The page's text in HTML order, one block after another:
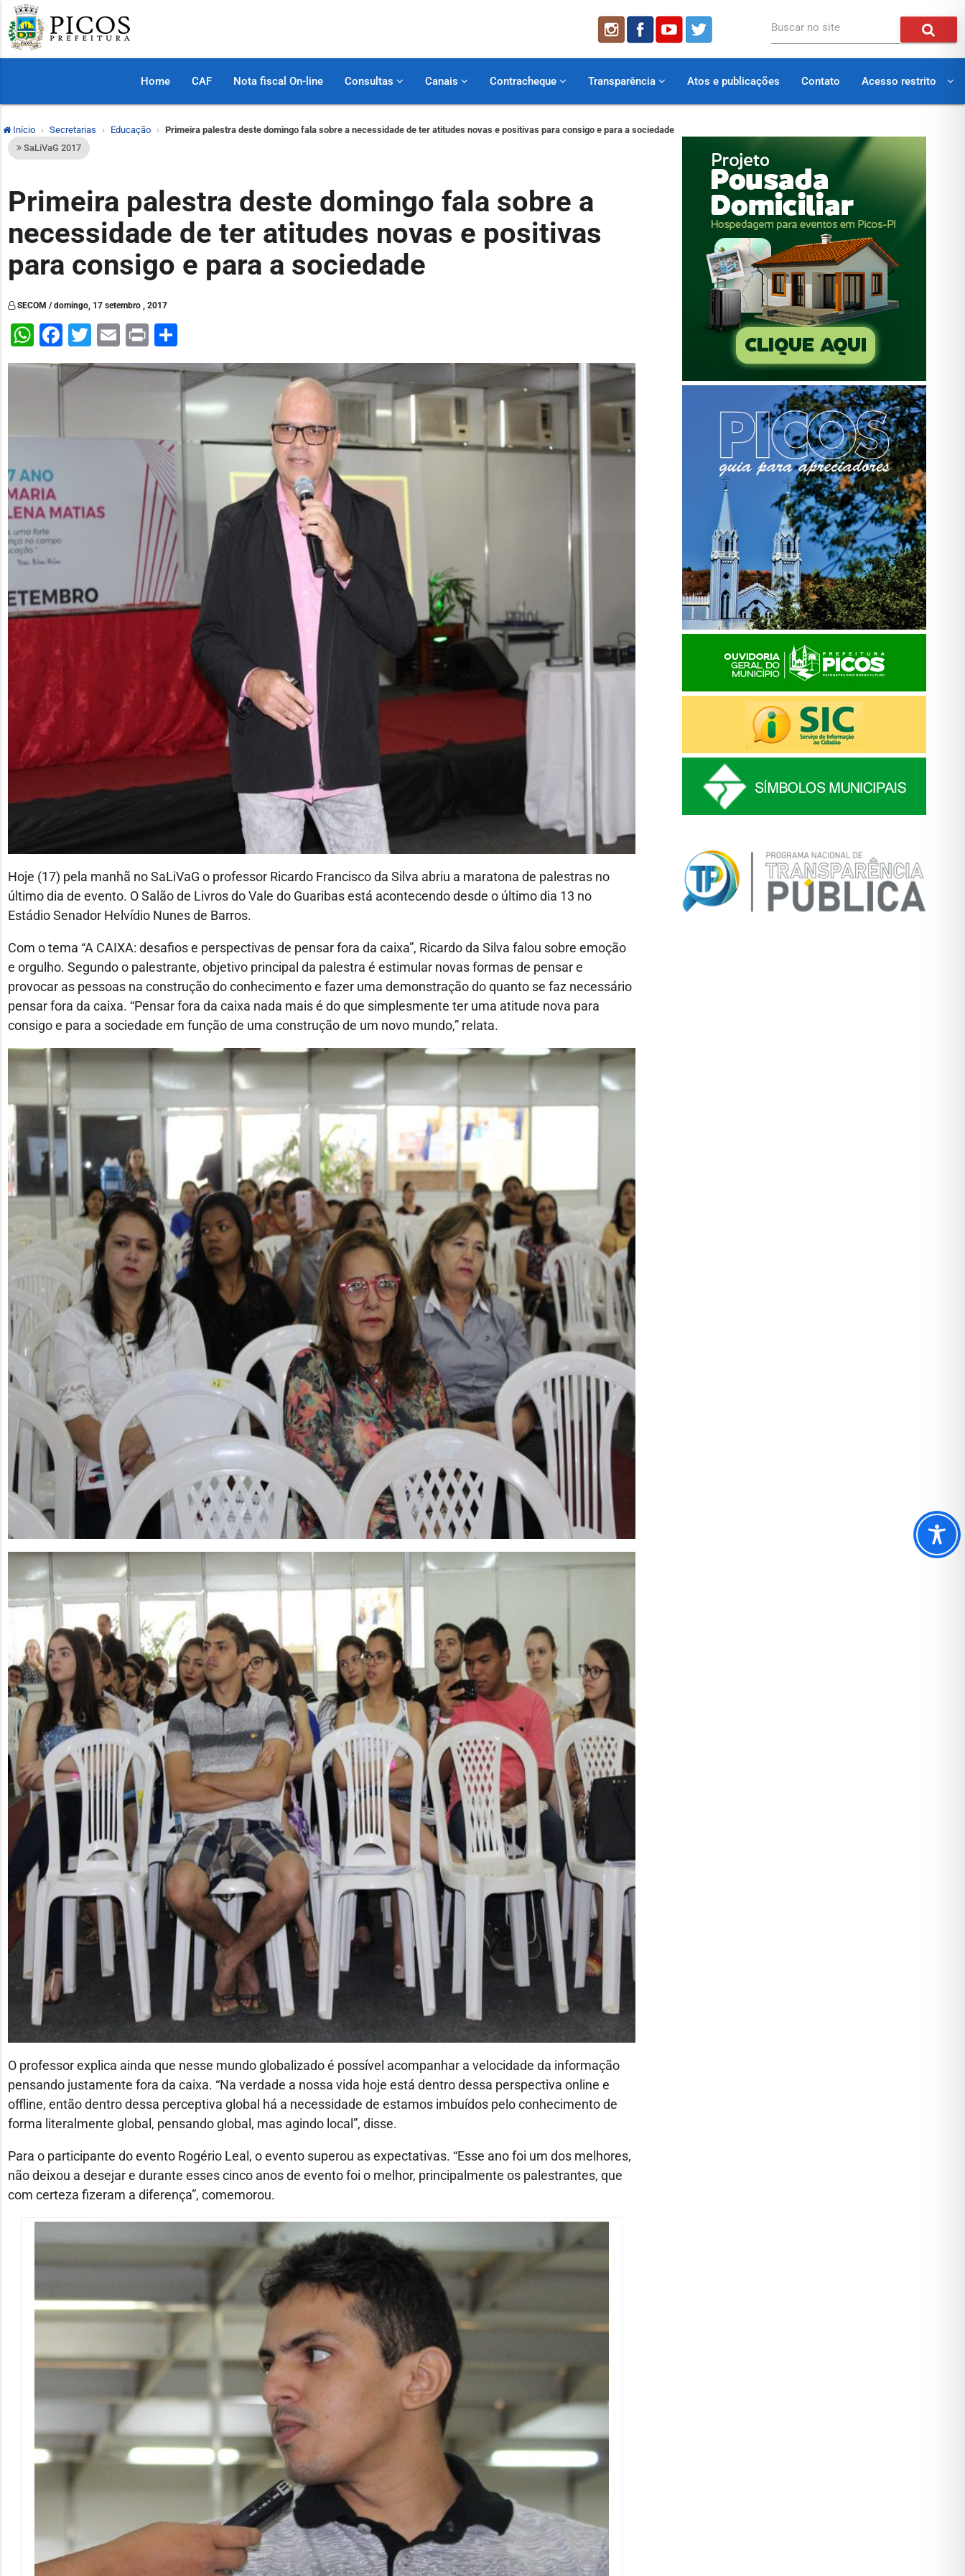
Buscar no site
Home CAF Nota fiscal On-line Consultas Canais Contracheque Transparência Atos e publicações Contato Acesso restrito
Início Secretarias Educação
Primeira palestra deste domingo fala sobre a necessidade de ter atitudes novas e positivas para consigo e para a sociedade
SaLiVaG 2017
Primeira palestra deste domingo fala sobre a
necessidade de ter atitudes novas e positivas
para consigo e para a sociedade
SECOM / domingo, 17 setembro , 2017
WhatsApp
Facebook
Twitter
Email
Print
Hoje (17) pela manhã no SaLiVaG o professor Ricardo Francisco da Silva abriu a maratona de palestras no
último dia de evento. O Salão de Livros do Vale do Guaribas está acontecendo desde o último dia 13 no
Estádio Senador Helvídio Nunes de Barros.
Com o tema “A CAIXA: desafios e perspectivas de pensar fora da caixa”, Ricardo da Silva falou sobre emoção
e orgulho. Segundo o palestrante, objetivo principal da palestra é estimular novas formas de pensar e
provocar as pessoas na construção do conhecimento e fazer uma demonstração do quanto se faz necessário
pensar fora da caixa. “Pensar fora da caixa nada mais é do que simplesmente ter uma atitude nova para
consigo e para a sociedade em função de uma construção de um novo mundo,” relata.
O professor explica ainda que nesse mundo globalizado é possível acompanhar a velocidade da informação
pensando justamente fora da caixa. “Na verdade a nossa vida hoje está dentro dessa perspectiva online e
offline, então dentro dessa perceptiva global há a necessidade de estamos imbuídos pelo conhecimento de
forma literalmente global, pensando global, mas agindo local”, disse.
Para o participante do evento Rogério Leal, o evento superou as expectativas. “Esse ano foi um dos melhores,
não deixou a desejar e durante esses cinco anos de evento foi o melhor, principalmente os palestrantes, que
com certeza fizeram a diferença”, comemorou.